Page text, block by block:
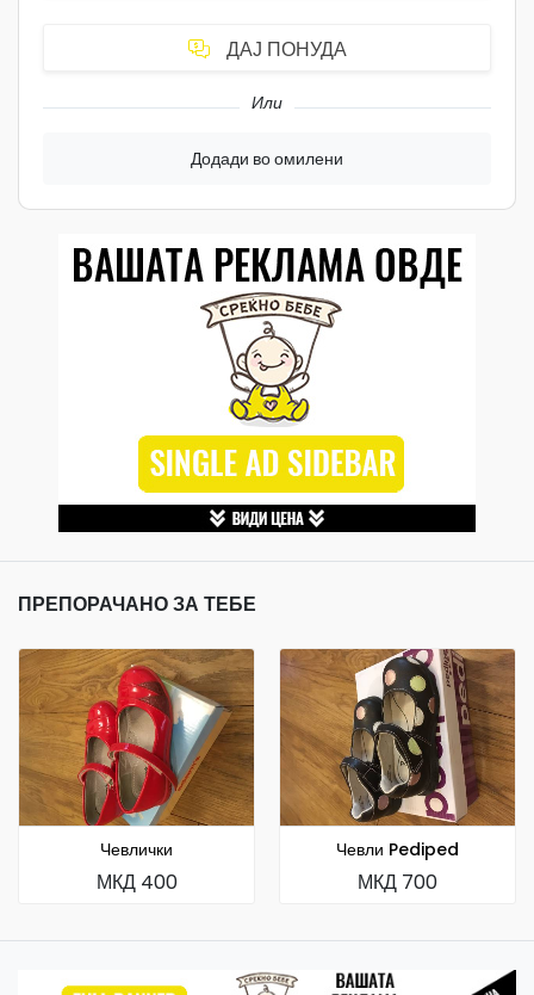
ДАЈ ПОНУДА
Или
Додади во омилени
ПРЕПОРАЧАНО ЗА ТЕБЕ
Чевлички
МКД 400
Чевли Pediped
МКД 700